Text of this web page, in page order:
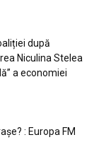
după
Niculina Stelea
a economiei
: Europa FM